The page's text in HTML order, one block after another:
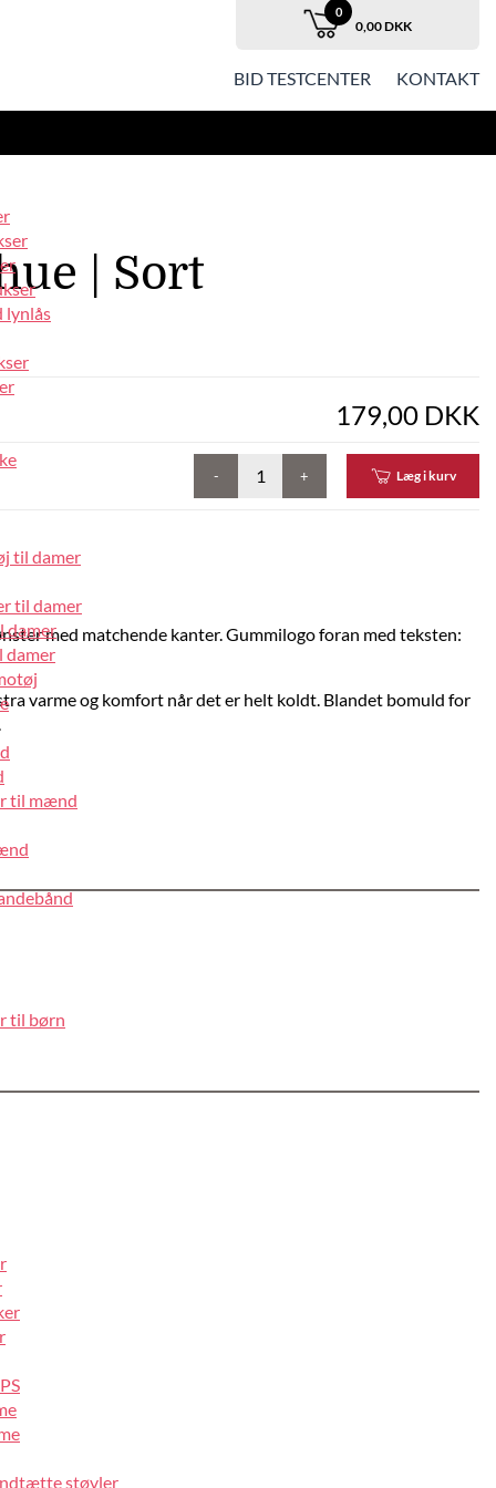
0
0,00 DKK
BID TESTCENTER KONTAKT
lynlås
til damer
til damer
damer
damer
til mænd
til børn
støvler
| Sort
179,00 DKK
- + Læg i kurv
med matchende kanter. Gummilogo foran med teksten:
varme og komfort når det er helt koldt. Blandet bomuld for